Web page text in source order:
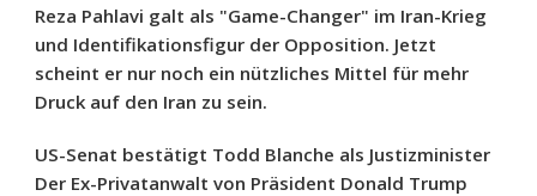
Reza Pahlavi galt als "Game-Changer" im Iran-Krieg
und Identifikationsfigur der Opposition. Jetzt
scheint er nur noch ein nützliches Mittel für mehr
Druck auf den Iran zu sein.
US-Senat bestätigt Todd Blanche als Justizminister
Der Ex-Privatanwalt von Präsident Donald Trump